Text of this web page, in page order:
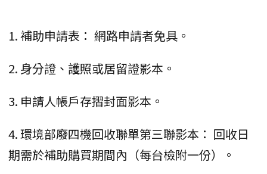
1. 補助申請表： 網路申請者免具。
2. 身分證、護照或居留證影本。
3. 申請人帳戶存摺封面影本。
4. 環境部廢四機回收聯單第三聯影本： 回收日
期需於補助購買期間內（每台檢附一份）。